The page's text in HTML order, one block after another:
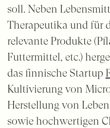
soll. Neben
Therapeutika und für
relevante Produkte
Futtermittel, etc.)
das finnische Startup
Kultivierung von
Herstellung von
sowie hochwertigen